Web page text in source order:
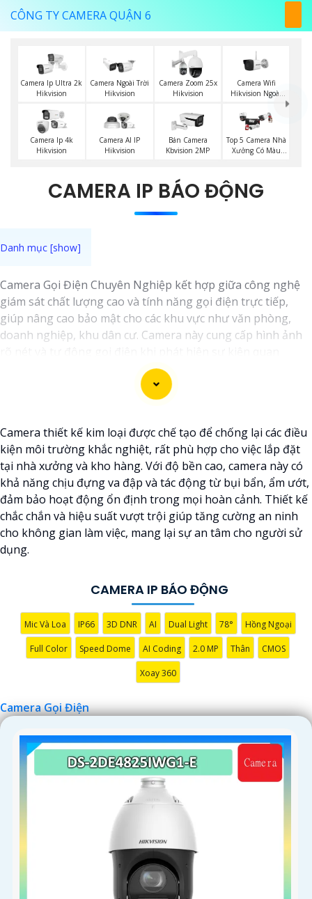
CÔNG TY CAMERA QUẬN 6
Camera Ip Ultra 2k
Hikvision
Camera Ngoài Trời
Hikvision
Camera Zoom 25x
Hikvision
Camera Wifi
Hikvision Ngoài
Camera Ip 4k
Hikvision
Camera AI IP
Hikvision
Bán Camera
Kbvision 2MP
Top 5 Camera Nhà
Xưởng Có Màu
CAMERA IP BÁO ĐỘNG
Camera Gọi Điện Chuyên Nghiệp kết hợp giữa công nghệ
giám sát chất lượng cao và tính năng gọi điện trực tiếp,
giúp nâng cao bảo mật cho các khu vực như văn phòng,
doanh nghiệp, khu dân cư. Camera này cung cấp hình ảnh
trọng, giúp người dùng phản ứng kịp thời. Với khả năng
nhận diện chuyển động, ghi hình ban đêm và lưu trữ dữ
liệu trên đám mây, camera này mang lại một hệ thống giám
Camera thiết kế kim loại được chế tạo để chống lại các điều
kiện môi trường khắc nghiệt, rất phù hợp cho việc lắp đặt
tại nhà xưởng và kho hàng. Với độ bền cao, camera này có
khả năng chịu đựng va đập và tác động từ bụi bẩn, ẩm ướt,
đảm bảo hoạt động ổn định trong mọi hoàn cảnh. Thiết kế
chắc chắn và hiệu suất vượt trội giúp tăng cường an ninh
cho không gian làm việc, mang lại sự an tâm cho người sử
dụng.
CAMERA IP BÁO ĐỘNG
Mic Và Loa IP66 3D DNR AI Dual Light 78° Hồng Ngoại
Full Color Speed Dome AI Coding 2.0 MP Thân CMOS
Xoay 360
Camera Gọi Điện